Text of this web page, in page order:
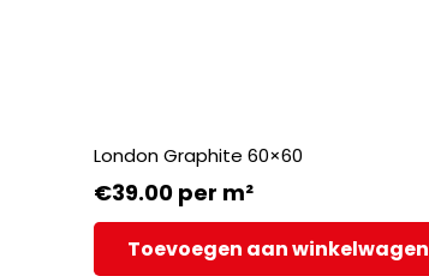
London Graphite 60×60
€39.00per m²
Toevoegen aan winkelwagen